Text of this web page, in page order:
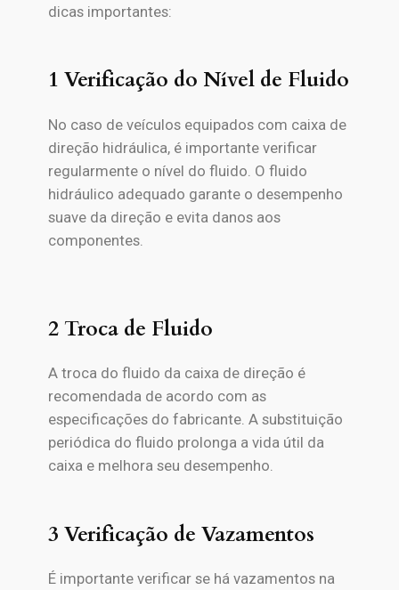
dicas importantes:
1 Verificação do Nível de Fluido
No caso de veículos equipados com caixa de
direção hidráulica, é importante verificar
regularmente o nível do fluido. O fluido
hidráulico adequado garante o desempenho
suave da direção e evita danos aos
componentes.
2 Troca de Fluido
A troca do fluido da caixa de direção é
recomendada de acordo com as
especificações do fabricante. A substituição
periódica do fluido prolonga a vida útil da
caixa e melhora seu desempenho.
3 Verificação de Vazamentos
É importante verificar se há vazamentos na